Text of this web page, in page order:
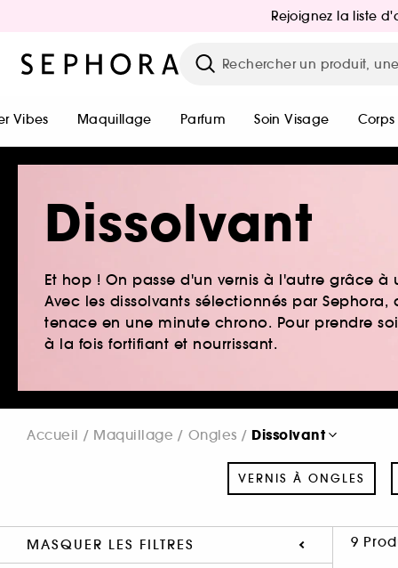
Rejoignez la liste
Vibes Maquillage Parfum Soin Visage Corps
Dissolvant
Et hop ! On passe d'un vernis à l'autre grâce
Avec les dissolvants sélectionnés par
tenace en une minute chrono. Pour prendre
à la fois fortifiant et nourrissant.
Accueil Maquillage Ongles Dissolvant
VERNIS À ONGLES
MASQUER LES FILTRES 9